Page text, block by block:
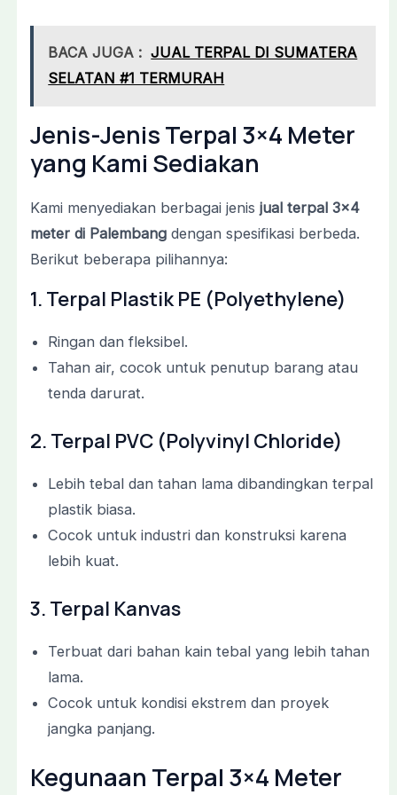
BACA JUGA : JUAL TERPAL DI SUMATERA
SELATAN #1 TERMURAH
Jenis-Jenis Terpal 3×4 Meter
yang Kami Sediakan
Kami menyediakan berbagai jenis jual terpal 3×4
meter di Palembangdengan spesifikasi berbeda.
Berikut beberapa pilihannya:
1. Terpal Plastik PE (Polyethylene)
Ringan dan fleksibel.
Tahan air, cocok untuk penutup barang atau
tenda darurat.
2. Terpal PVC (Polyvinyl Chloride)
Lebih tebal dan tahan lama dibandingkan terpal
plastik biasa.
Cocok untuk industri dan konstruksi karena
lebih kuat.
3. Terpal Kanvas
Terbuat dari bahan kain tebal yang lebih tahan
lama.
Cocok untuk kondisi ekstrem dan proyek
jangka panjang.
Kegunaan Terpal 3×4 Meter